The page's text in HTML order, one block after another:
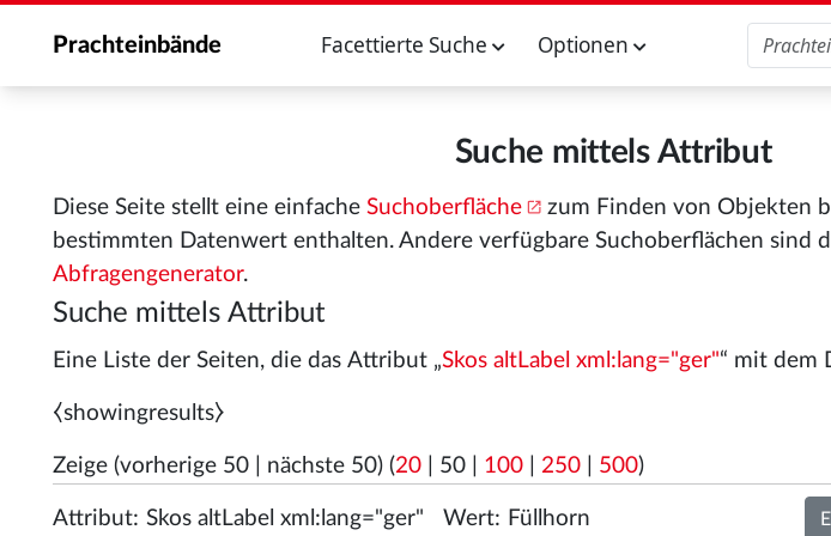
Prachteinbände Facettierte Suche Optionen
Suche mittels Attribut
Diese Seite stellt eine einfache Suchoberfläche
zum Finden von Objekten
bestimmten Datenwert enthalten. Andere verfügbare Suchoberflächen sind
Abfragengenerator.
Suche mittels Attribut
Eine Liste der Seiten, die das Attribut „Skos altLabel xml:lang="ger"“ mit dem
⧼showingresults⧽
Zeige (vorherige 50 nächste 50) (20 50 100 250 500)
Attribut: Wert: